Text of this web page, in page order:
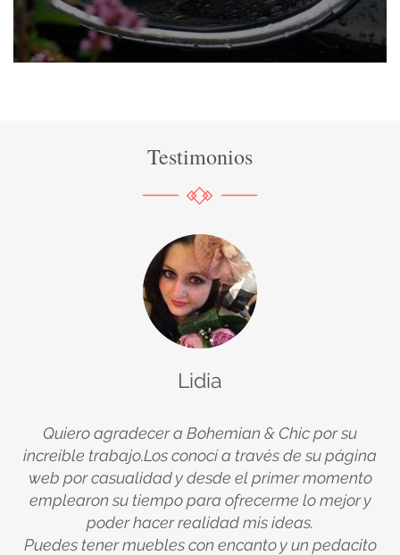
Testimonios
Lidia
Quiero agradecer a Bohemian & Chic por su
increíble trabajo.Los conocí a través de su página
web por casualidad y desde el primer momento
emplearon su tiempo para ofrecerme lo mejor y
poder hacer realidad mis ideas.
Puedes tener muebles con encanto y un pedacito